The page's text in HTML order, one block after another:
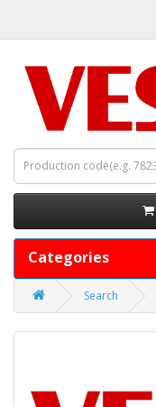
Categories
Search